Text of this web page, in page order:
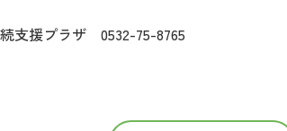
続支援プラザ 0532-75-8765